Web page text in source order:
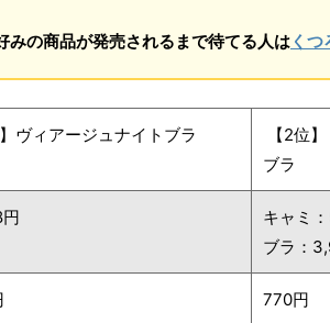
みの商品が発売されるまで待てる人は く
】ヴィアージュナイトブラ
【2位
ブラ
キャミ
ブラ：
770円